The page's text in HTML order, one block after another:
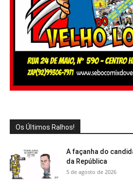
Os Últimos Ralhos!
A façanha do
da República
5 de agosto de 2026